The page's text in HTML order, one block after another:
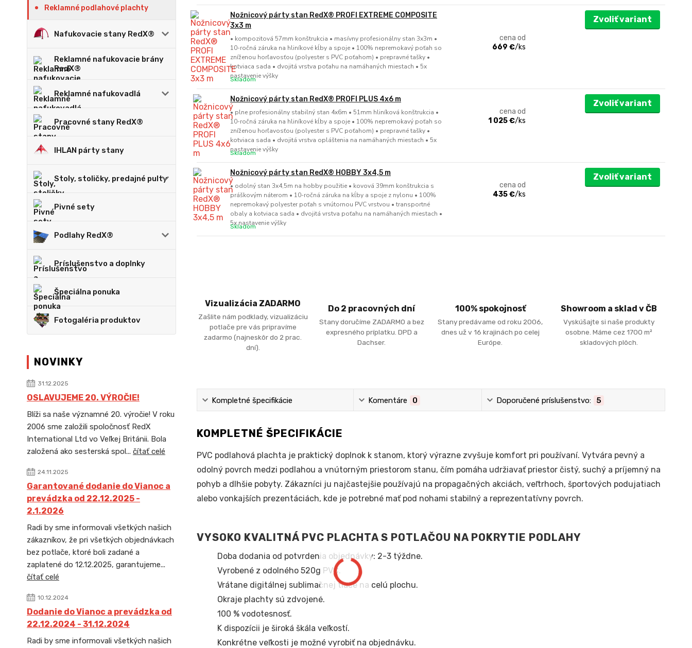
Reklamné podlahové plachty
Nafukovacie stany RedX®
Reklamné nafukovacie brány
RedX®
Reklamné nafukovadlá
Pracovné stany RedX®
IHLAN párty stany
Stoly, stoličky, predajné pulty
Pivné sety
Podlahy RedX®
Príslušenstvo a doplnky
Špeciálna ponuka
Fotogaléria produktov
NOVINKY
31.12.2025
OSLAVUJEME 20. VÝROČIE!
Blíži sa naše významné 20. výročie! V roku
2006 sme založili spoločnosť RedX
International Ltd vo Veľkej Británii. Bola
založená ako sesterská spol... čítať celé
24.11.2025
Garantované dodanie do Vianoc a
prevádzka od 22.12.2025 -
2.1.2026
Radi by sme informovali všetkých našich
zákazníkov, že pri všetkých objednávkach
bez potlače, ktoré boli zadané a
zaplatené do 12.12.2025, garantujeme...
čítať celé
10.12.2024
Dodanie do Vianoc a prevádzka od
22.12.2024 - 31.12.2024
Radi by sme informovali všetkých našich
Nožnicový párty stan RedX® PROFI EXTREME COMPOSITE
3x3 m
• kompozitová 57mm konštrukcia • masívny profesionálny stan 3x3m •
10-ročná záruka na hliníkové kĺby a spoje • 100% nepremokavý poťah so
zníženou horľavosťou (polyester s PVC poťahom) • prepravné tašky •
kotviaca sada • dvojitá vrstva poťahu na namáhaných miestach • 5x
nastavenie výšky
cena od
669 €/ks
Skladom
Zvoliť variant
Nožnicový párty stan RedX® PROFI PLUS 4x6 m
• plne profesionálny stabilný stan 4x6m • 51mm hliníková konštrukcia •
10-ročná záruka na hliníkové kĺby a spoje • 100% nepremokavý poťah so
zníženou horľavosťou (polyester s PVC poťahom) • prepravné tašky •
kotviaca sada • dvojitá vrstva opláštenia na namáhaných miestach • 5x
nastavenie výšky
cena od
1 025 €/ks
Skladom
Zvoliť variant
Nožnicový párty stan RedX® HOBBY 3x4,5 m
• odolný stan 3x4,5m na hobby použitie • kovová 39mm konštrukcia s
práškovým náterom • 10-ročná záruka na kĺby a spoje z nylonu • 100%
nepremokavý polyester poťah s vnútornou PVC vrstvou • transportné
obaly a kotviaca sada • dvojitá vrstva poťahu na namáhaných miestach •
5x nastavenie výšky
cena od
435 €/ks
Skladom
Zvoliť variant
Vizualizácia ZADARMO
Zašlite nám podklady, vizualizáciu
potlače pre vás pripravíme
zadarmo (najneskôr do 2 prac.
dní).
Do 2 pracovných dní
Stany doručíme ZADARMO a bez
expresného príplatku. DPD a
Dachser.
100% spokojnosť
Stany predávame od roku 2006,
dnes už v 16 krajinách po celej
Európe.
Showroom a sklad v ČB
Vyskúšajte si naše produkty
osobne. Máme cez 1700 m²
skladových plôch.
Kompletné špecifikácie Komentáre 0 Doporučené príslušenstvo: 5
KOMPLETNÉ ŠPECIFIKÁCIE
PVC podlahová plachta je praktický doplnok k stanom, ktorý výrazne zvyšuje komfort pri používaní. Vytvára pevný a
odolný povrch medzi podlahou a vnútorným priestorom stanu, čím pomáha udržiavať priestor čistý, suchý a príjemný na
pohyb a dlhšie pobyty. Zákazníci ju najčastejšie používajú na propagačných akciách, veľtrhoch, športových podujatiach
alebo vonkajších prezentáciách, kde je potrebné mať pod nohami stabilný a reprezentatívny povrch.
VYSOKO KVALITNÁ PVC PLACHTA S POTLAČOU NA POKRYTIE PODLAHY
Doba dodania od potvrdenia objednávky: 2-3 týždne.
Vyrobené z odolného 520g PVC.
Vrátane digitálnej sublimačnej tlače na celú plochu.
Okraje plachty sú zdvojené.
100 % vodotesnosť.
K dispozícii je široká škála veľkostí.
Konkrétne veľkosti je možné vyrobiť na objednávku.